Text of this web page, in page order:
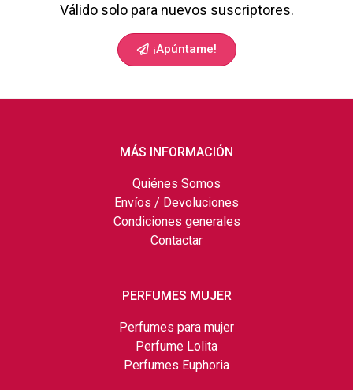
Válido solo para nuevos suscriptores.
¡Apúntame!
MÁS INFORMACIÓN
Quiénes Somos
Envíos / Devoluciones
Condiciones generales
Contactar
PERFUMES MUJER
Perfumes para mujer
Perfume Lolita
Perfumes Euphoria